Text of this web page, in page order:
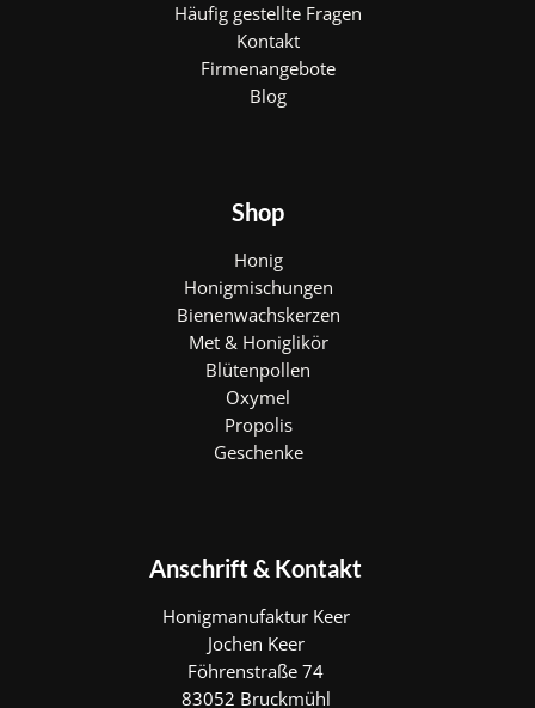
Häufig gestellte Fragen
Kontakt
Firmenangebote
Blog
Shop
Honig
Honigmischungen
Bienenwachskerzen
Met & Honiglikör
Blütenpollen
Oxymel
Propolis
Geschenke
Anschrift & Kontakt
Honigmanufaktur Keer
Jochen Keer
Föhrenstraße 74
83052 Bruckmühl